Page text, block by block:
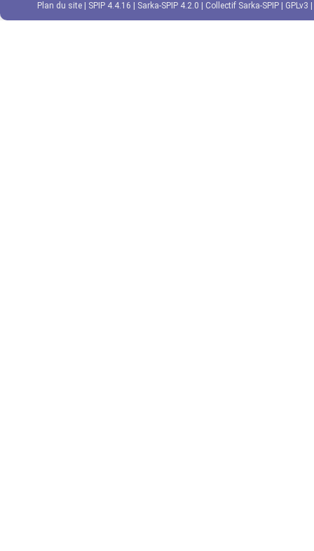
Plan du site SPIP 4.4.16 Sarka-SPIP 4.2.0 Collectif Sarka-SPIP GPLv3